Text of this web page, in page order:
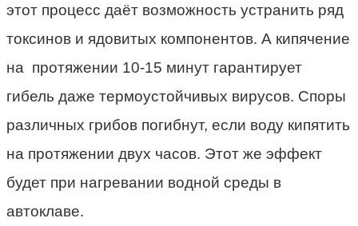
этот процесс даёт возможность устранить ряд
токсинов и ядовитых компонентов. А кипячение
на протяжении 10-15 минут гарантирует
гибель даже термоустойчивых вирусов. Споры
различных грибов погибнут, если воду кипятить
на протяжении двух часов. Этот же эффект
будет при нагревании водной среды в
автоклаве.